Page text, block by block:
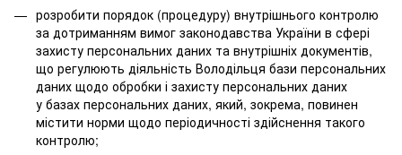
розробити порядок (процедуру) внутрішнього контролю
за дотриманням вимог законодавства України в сфері
захисту персональних даних та внутрішніх документів,
що регулюють діяльність Володільця бази персональних
даних щодо обробки і захисту персональних даних
у базах персональних даних, який, зокрема, повинен
містити норми щодо періодичності здійснення такого
контролю;